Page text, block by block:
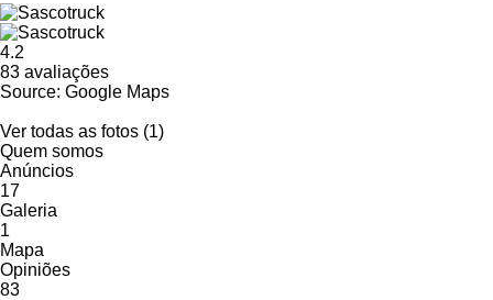
4.2
83 avaliações
Source: Google Maps
Ver todas as fotos (1)
Quem somos
Anúncios
17
Galeria
1
Mapa
Opiniões
83